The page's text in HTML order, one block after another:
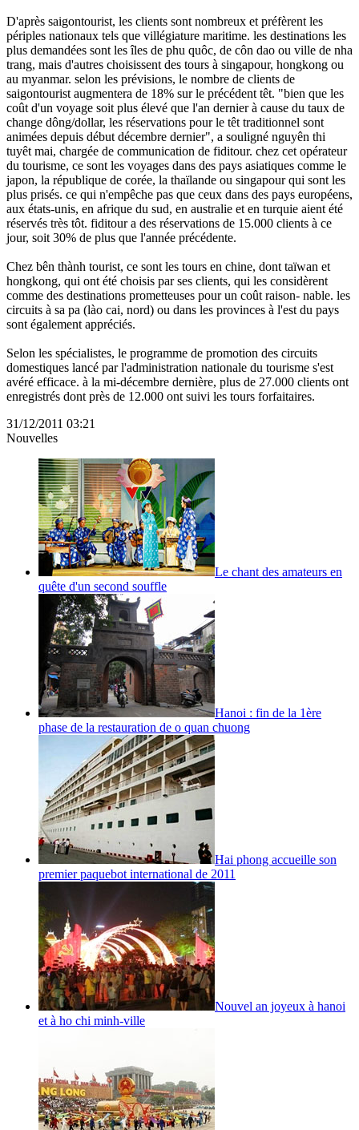
D'après saigontourist, les clients sont nombreux et préfèrent les
périples nationaux tels que villégiature maritime. les destinations les
plus demandées sont les îles de phu quôc, de côn dao ou ville de nha
trang, mais d'autres choisissent des tours à singapour, hongkong ou
au myanmar. selon les prévisions, le nombre de clients de
saigontourist augmentera de 18% sur le précédent têt. "bien que les
coût d'un voyage soit plus élevé que l'an dernier à cause du taux de
change dông/dollar, les réservations pour le têt traditionnel sont
animées depuis début décembre dernier", a souligné nguyên thi
tuyêt mai, chargée de communication de fiditour. chez cet opérateur
du tourisme, ce sont les voyages dans des pays asiatiques comme le
japon, la république de corée, la thaïlande ou singapour qui sont les
plus prisés. ce qui n'empêche pas que ceux dans des pays européens,
aux états-unis, en afrique du sud, en australie et en turquie aient été
réservés très tôt. fiditour a des réservations de 15.000 clients à ce
jour, soit 30% de plus que l'année précédente.
Chez bên thành tourist, ce sont les tours en chine, dont taïwan et
hongkong, qui ont été choisis par ses clients, qui les considèrent
comme des destinations prometteuses pour un coût raison- nable. les
circuits à sa pa (lào cai, nord) ou dans les provinces à l'est du pays
sont également appréciés.
Selon les spécialistes, le programme de promotion des circuits
domestiques lancé par l'administration nationale du tourisme s'est
avéré efficace. à la mi-décembre dernière, plus de 27.000 clients ont
enregistrés dont près de 12.000 ont suivi les tours forfaitaires.
31/12/2011 03:21
Nouvelles
Le chant des amateurs en
quête d'un second souffle
Hanoi : fin de la 1ère
phase de la restauration de o quan chuong
Hai phong accueille son
premier paquebot international de 2011
Nouvel an joyeux à hanoi
et à ho chi minh-ville